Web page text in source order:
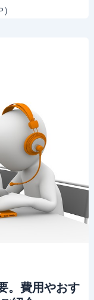
。費用やおす